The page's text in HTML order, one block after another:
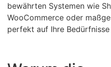
bewährten Systemen wie
WooCommerce oder
perfekt auf Ihre